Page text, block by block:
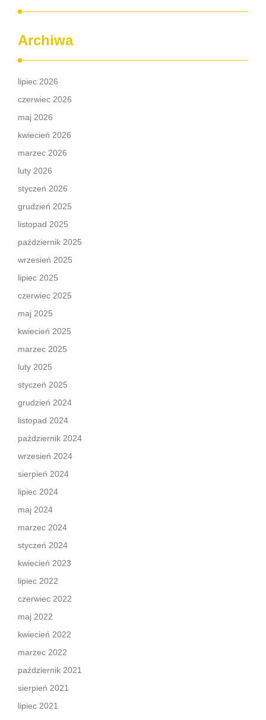
Archiwa
lipiec 2026
czerwiec 2026
maj 2026
kwiecień 2026
marzec 2026
luty 2026
styczeń 2026
grudzień 2025
listopad 2025
październik 2025
wrzesień 2025
lipiec 2025
czerwiec 2025
maj 2025
kwiecień 2025
marzec 2025
luty 2025
styczeń 2025
grudzień 2024
listopad 2024
październik 2024
wrzesień 2024
sierpień 2024
lipiec 2024
maj 2024
marzec 2024
styczeń 2024
kwiecień 2023
lipiec 2022
czerwiec 2022
maj 2022
kwiecień 2022
marzec 2022
październik 2021
sierpień 2021
lipiec 2021